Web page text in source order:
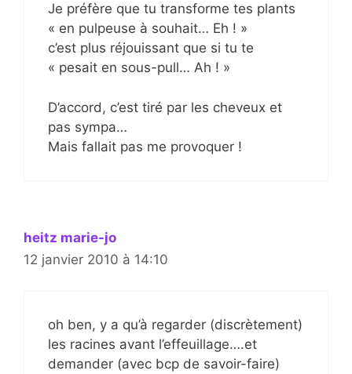
Je préfère que tu transforme tes plants
« en pulpeuse à souhait… Eh ! »
c’est plus réjouissant que si tu te
« pesait en sous-pull… Ah ! »
D’accord, c’est tiré par les cheveux et
pas sympa…
Mais fallait pas me provoquer !
heitz marie-jo
12 janvier 2010 à 14:10
oh ben, y a qu’à regarder (discrètement)
les racines avant l’effeuillage….et
demander (avec bcp de savoir-faire)